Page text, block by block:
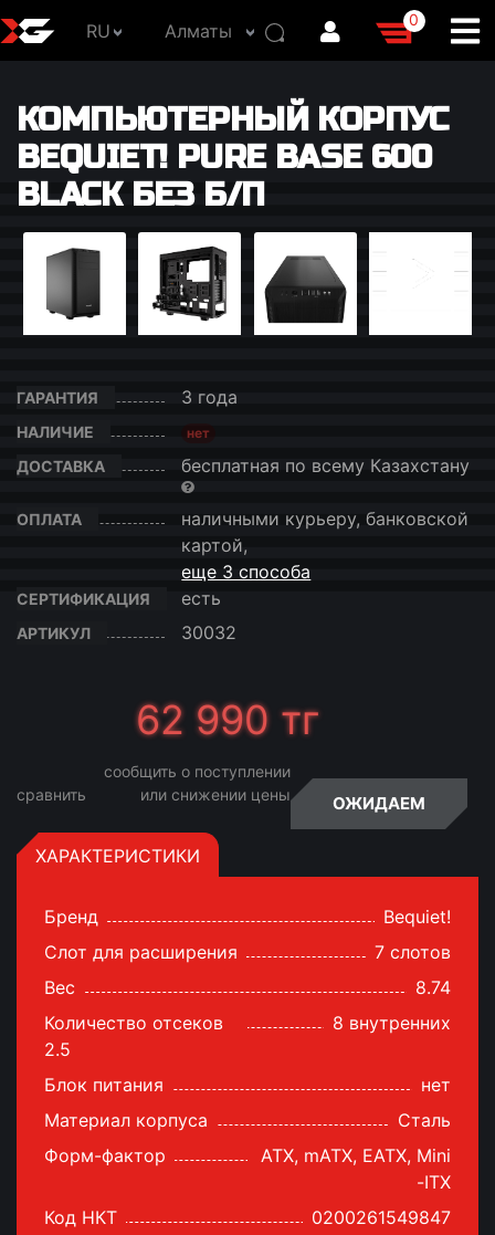
RU Алматы
0
КОМПЬЮТЕРНЫЙ КОРПУС
BEQUIET! PURE BASE 600
BLACK БЕЗ Б/П
ГАРАНТИЯ 3 года
НАЛИЧИЕ нет
ДОСТАВКА бесплатная по всему Казахстану
ОПЛАТА
наличными курьеру, банковской
картой,
еще 3 способа
СЕРТИФИКАЦИЯ есть
АРТИКУЛ 30032
62 990 тг
ОЖИДАЕМ
сравнить
сообщить о поступлении
или снижении цены
ХАРАКТЕРИСТИКИ
Бренд
Bequiet!
Слот для расширения
7 слотов
Вес
8.74
Количество отсеков
2.5
8 внутренних
Блок питания
нет
Материал корпуса
Сталь
Форм-фактор
ATX, mATX, EATX, Mini
-ITX
Код НКТ
0200261549847